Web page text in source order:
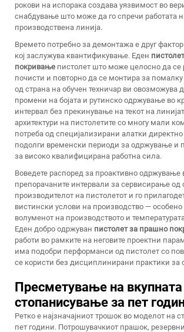
рокови на испорака создава уязвимост во
снабдување што може да го спречи работата
производствена линија.
Времето потребно за демонтажа е друг
кој заслужува квантификување. Еден
покривање пистолет што може целосно да се
почисти и повторно да се монтира за
од страна на обучен техничар ви овозможува
промени на бојата и рутинско одржување во
интервал без прекинување на текот на
архитектури на пистолетите со многу мали
потреба од специјализирани алатки директно
подолги временски периоди за одржување и
за високо квалифицирана работна сила.
Воведете распоред за проактивно одржување
препорачаните интервали за сервисирање од
производителот на пистолетот и го
вистински услови на производство —
волуменот на производството и
Еден добро одржуван пистолет за прашно
работи во рамките на неговите проектни
има подобри перформанси од пистолет со
се користи без дисциплинирани практики за
Пресметување на вкупната
стопанисување за пет
Ретко е најзначајниот трошок во моделот на
пет години. Потрошувачкиот прашок,